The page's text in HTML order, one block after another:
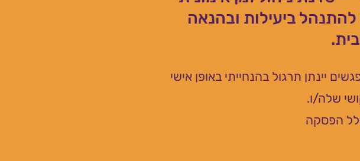
ביעילות ובהנאה
2 מפגשים - בין המפגשים יינתן תרגול בהנחייתי באופן אישי
שלה/ו.